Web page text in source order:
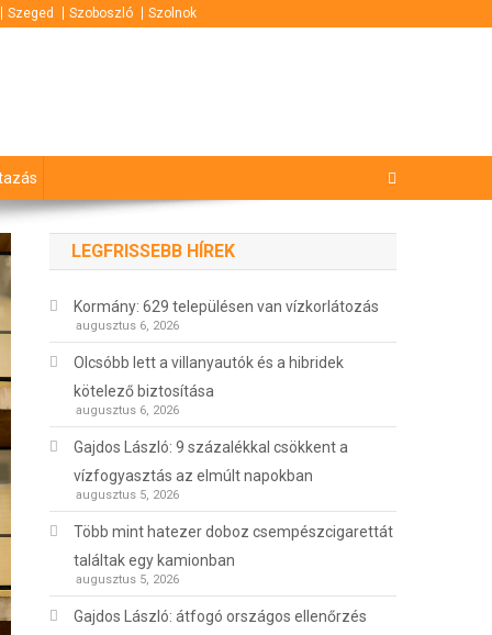
Szeged Szoboszló Szolnok
LEGFRISSEBB HÍREK
Kormány: 629 településen van vízkorlátozás
augusztus 6, 2026
Olcsóbb lett a villanyautók és a hibridek
kötelező biztosítása
augusztus 6, 2026
Gajdos László: 9 százalékkal csökkent a
vízfogyasztás az elmúlt napokban
augusztus 5, 2026
Több mint hatezer doboz csempészcigarettát
találtak egy kamionban
augusztus 5, 2026
Gajdos László: átfogó országos ellenőrzés